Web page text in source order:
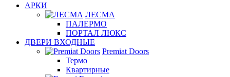
АРКИ
ЛЕСМА
ПАЛЕРМО
ПОРТАЛ ЛЮКС
ДВЕРИ ВХОДНЫЕ
Premiat Doors
Термо
Квартирные